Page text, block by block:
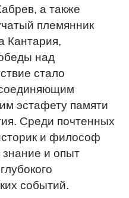
а также
племянник
Кантария,
над
стало
эстафету памяти
Среди почтенных
и философ
и опыт
событий.